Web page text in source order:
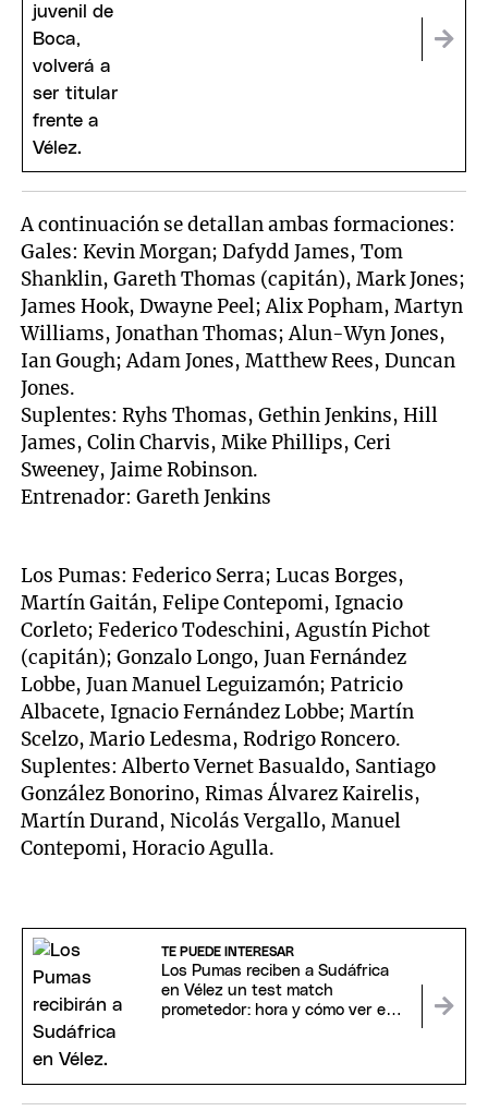
A continuación se detallan ambas formaciones:
Gales: Kevin Morgan; Dafydd James, Tom
Shanklin, Gareth Thomas (capitán), Mark Jones;
James Hook, Dwayne Peel; Alix Popham, Martyn
Williams, Jonathan Thomas; Alun-Wyn Jones,
Ian Gough; Adam Jones, Matthew Rees, Duncan
Jones.
Suplentes: Ryhs Thomas, Gethin Jenkins, Hill
James, Colin Charvis, Mike Phillips, Ceri
Sweeney, Jaime Robinson.
Entrenador: Gareth Jenkins
Los Pumas: Federico Serra; Lucas Borges,
Martín Gaitán, Felipe Contepomi, Ignacio
Corleto; Federico Todeschini, Agustín Pichot
(capitán); Gonzalo Longo, Juan Fernández
Lobbe, Juan Manuel Leguizamón; Patricio
Albacete, Ignacio Fernández Lobbe; Martín
Scelzo, Mario Ledesma, Rodrigo Roncero.
Suplentes: Alberto Vernet Basualdo, Santiago
González Bonorino, Rimas Álvarez Kairelis,
Martín Durand, Nicolás Vergallo, Manuel
Contepomi, Horacio Agulla.
TE PUEDE INTERESAR
Los Pumas reciben a Sudáfrica
en Vélez un test match
prometedor: hora y cómo ver en